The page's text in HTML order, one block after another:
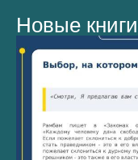
Новые книги